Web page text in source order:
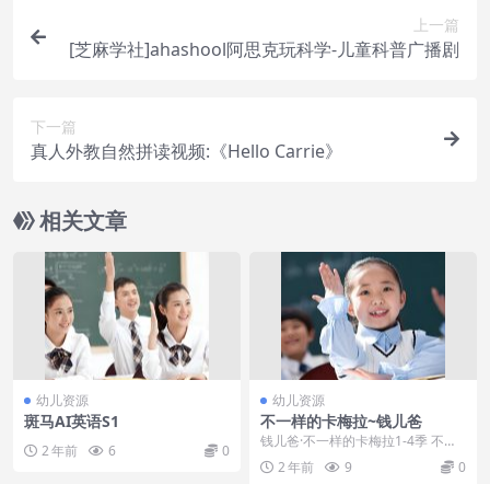
上一篇
[芝麻学社]ahashool阿思克玩科学-儿童科普广播剧
下一篇
真人外教自然拼读视频:《Hello Carrie》
相关文章
幼儿资源
斑马AI英语S1
2 年前 6 0
幼儿资源
不一样的卡梅拉~钱儿爸
钱儿爸·不一样的卡梅拉1-4季 不一
样的卡梅拉第1季01：我想去看海.
mp3不一...
2 年前 9 0